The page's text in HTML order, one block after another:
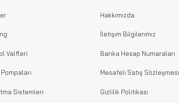
Valfleri
Sistemleri
Hakkımızda
İletişim Bilgilerimiz
Banka Hesap Numaraları
Mesafeli Satış Sözleşmesi
Gizlilik Politikası